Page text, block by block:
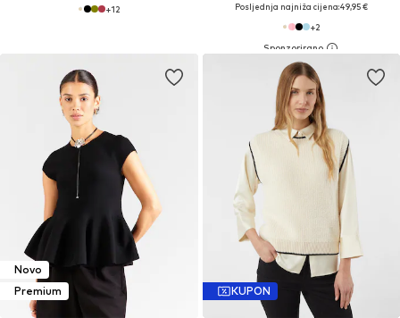
+12 Posljednja najniža cijena:49,95 €
+2
Novo
Premium
KUPON